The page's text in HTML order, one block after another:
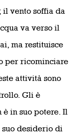
il vento soffia da
va verso il
ma restituisce
per ricominciare
attività sono
Gli è
è in suo potere. Il
desiderio di